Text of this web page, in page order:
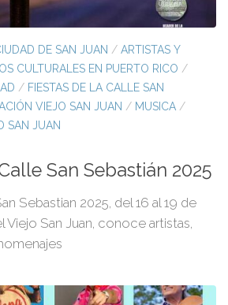
DE SAN JUAN / ARTISTAS Y
CULTURALES EN PUERTO RICO /
/ FIESTAS DE LA CALLE SAN
VIEJO SAN JUAN / MUSICA /
SAN JUAN
San Sebastián 2025
Sebastian 2025, del 16 al 19 de
Viejo San Juan, conoce artistas,